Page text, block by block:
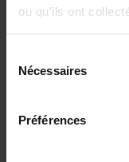
ou qu'ils ont
Nécessaires
Préférences